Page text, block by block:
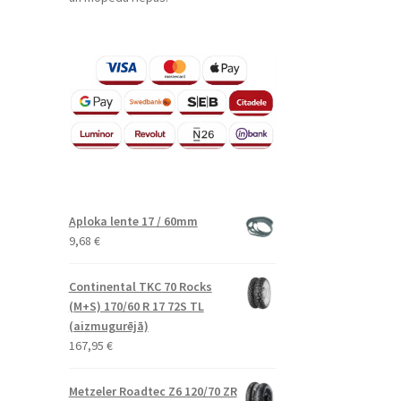
Aploka lente 17 / 60mm
9,68 €
Continental TKC 70 Rocks
(M+S) 170/60 R 17 72S TL
(aizmugurējā)
167,95 €
Metzeler Roadtec Z6 120/70 ZR